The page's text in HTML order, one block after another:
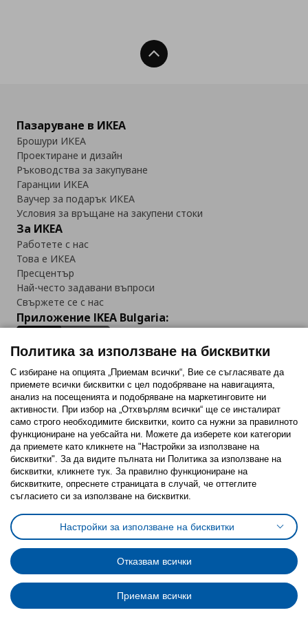
Нагоре
Пазаруване в ИКЕА
Брошури ИКЕА
Проектиране и дизайн
Ръководства за закупуване
Гаранции ИКЕА
Ваучер за подарък ИКЕА
Условия за връщане на закупени стоки
За ИКЕА
Работете с нас
Това е ИКЕА
Пресцентър
Най-често задавани въпроси
Свържете се с нас
Приложение IKEA Bulgaria:
Последвайте ни:
FacebookTwitterYoutubePinterestInstagram
Политика за използване на бисквитки (Cookies)
Избор на настройки за използване на бисквитки
Условия за ползване на ikea.bgОбща политика за личните данни
Политика за защита на личните данни на ikea.bg
Общи условия на програма IKEA Family
Политика за защита на лични данни на програма IKEA Family
© Inter-IKEA Systems B.V. 1999 - 2025
Политика за използване на бисквитки
С избиране на опцията „Приемам всички“, Вие се съгласявате да
приемете всички бисквитки с цел подобряване на навигацията,
анализ на посещенията и подобряване на маркетинговите ни
активности. При избор на „Отхвърлям всички“ ще се инсталират
само строго необходимитe бисквитки, които са нужни за правилното
функциониране на уебсайта ни. Можете да изберете кои категории
да приемете като кликнете на "Настройки за използване на
бисквитки". За да видите пълната ни Политика за използване на
бисквитки, кликнете тук. За правилно функциониране на
бисквитките, опреснете страницата в случай, че оттеглите
съгласието си за използване на бисквитки.
Настройки за използване на бисквитки
Отказвам всички
Приемам всички